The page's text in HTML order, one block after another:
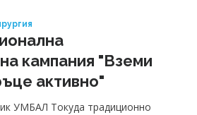
кампания "Вземи
активно"
УМБАЛ Токуда традиционно